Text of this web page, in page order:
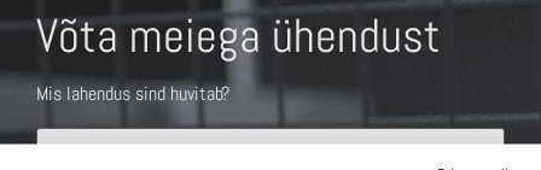
Võta meiega ühendust
Mis lahendus sind huvitab?